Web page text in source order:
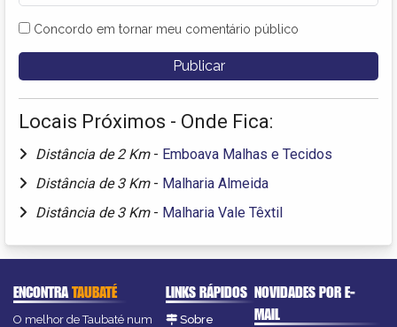
Concordo em tornar meu comentário público
Locais Próximos - Onde Fica:
Distância de 2 Km - Emboava Malhas e Tecidos
Distância de 3 Km - Malharia Almeida
Distância de 3 Km - Malharia Vale Têxtil
ENCONTRATAUBATÉ
O melhor de Taubaté num
LINKS RÁPIDOS
Sobre
NOVIDADES POR E-
MAIL